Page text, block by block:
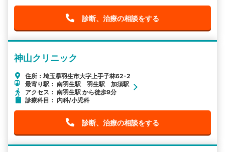
診断、治療の相談をする
神山クリニック
住所：埼玉県羽生市大字上手子林62-2
最寄り駅： 南羽生駅 羽生駅 加須駅
アクセス： 南羽生駅 から徒歩9分
診療科目： 内科/小児科
診断、治療の相談をする